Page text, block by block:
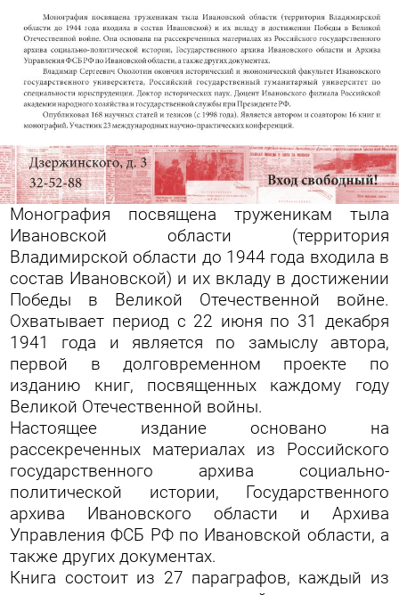
Монография посвящена труженикам тыла
Ивановской области (территория
Владимирской области до 1944 года входила в
состав Ивановской) и их вкладу в достижении
Победы в Великой Отечественной войне.
Охватывает период с 22 июня по 31 декабря
1941 года и является по замыслу автора,
первой в долговременном проекте по
изданию книг, посвященных каждому году
Великой Отечественной войны.
Настоящее издание основано на
рассекреченных материалах из Российского
государственного архива социально-
политической истории, Государственного
архива Ивановского области и Архива
Управления ФСБ РФ по Ивановской области, а
также других документах.
Книга состоит из 27 параграфов, каждый из